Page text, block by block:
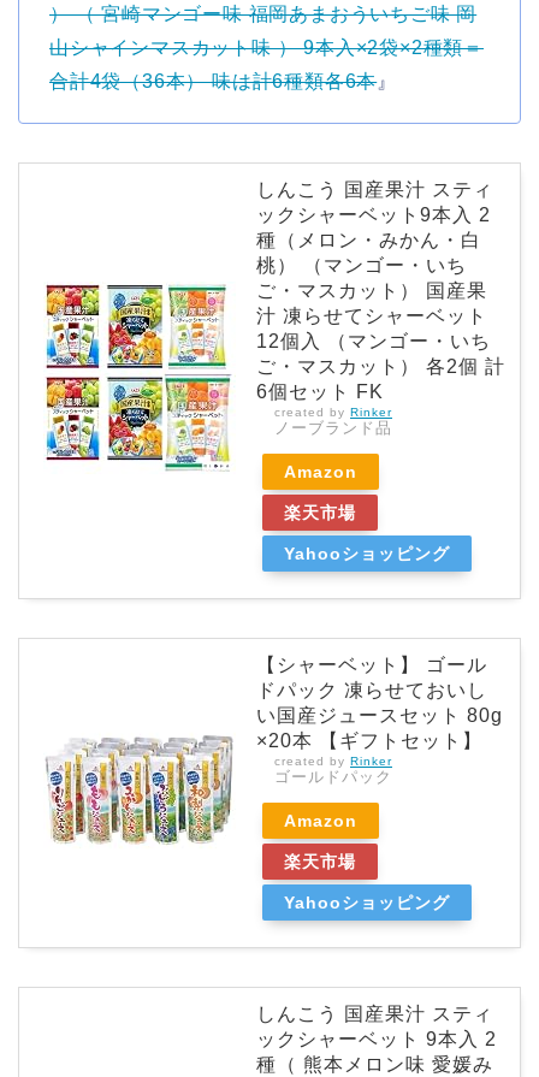
） （ 宮崎マンゴー味 福岡あまおういちご味 岡
山シャインマスカット味 ） 9本入×2袋×2種類＝
合計4袋（36本） 味は計6種類各6本』
しんこう 国産果汁 スティ
ックシャーベット9本入 2
種（メロン・みかん・白
桃） （マンゴー・いち
ご・マスカット） 国産果
汁 凍らせてシャーベット
12個入 （マンゴー・いち
ご・マスカット） 各2個 計
6個セット FK
created by Rinker
ノーブランド品
Amazon
楽天市場
Yahooショッピング
【シャーベット】 ゴール
ドパック 凍らせておいし
い国産ジュースセット 80g
×20本 【ギフトセット】
created by Rinker
ゴールドパック
Amazon
楽天市場
Yahooショッピング
しんこう 国産果汁 スティ
ックシャーベット 9本入 2
種（ 熊本メロン味 愛媛み